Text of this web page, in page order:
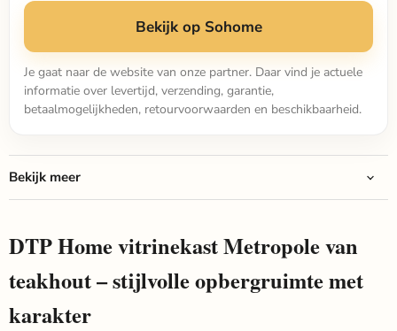
Bekijk op Sohome
Je gaat naar de website van onze partner. Daar vind je actuele
informatie over levertijd, verzending, garantie,
betaalmogelijkheden, retourvoorwaarden en beschikbaarheid.
Bekijk meer
DTP Home vitrinekast Metropole van
teakhout – stijlvolle opbergruimte met
karakter